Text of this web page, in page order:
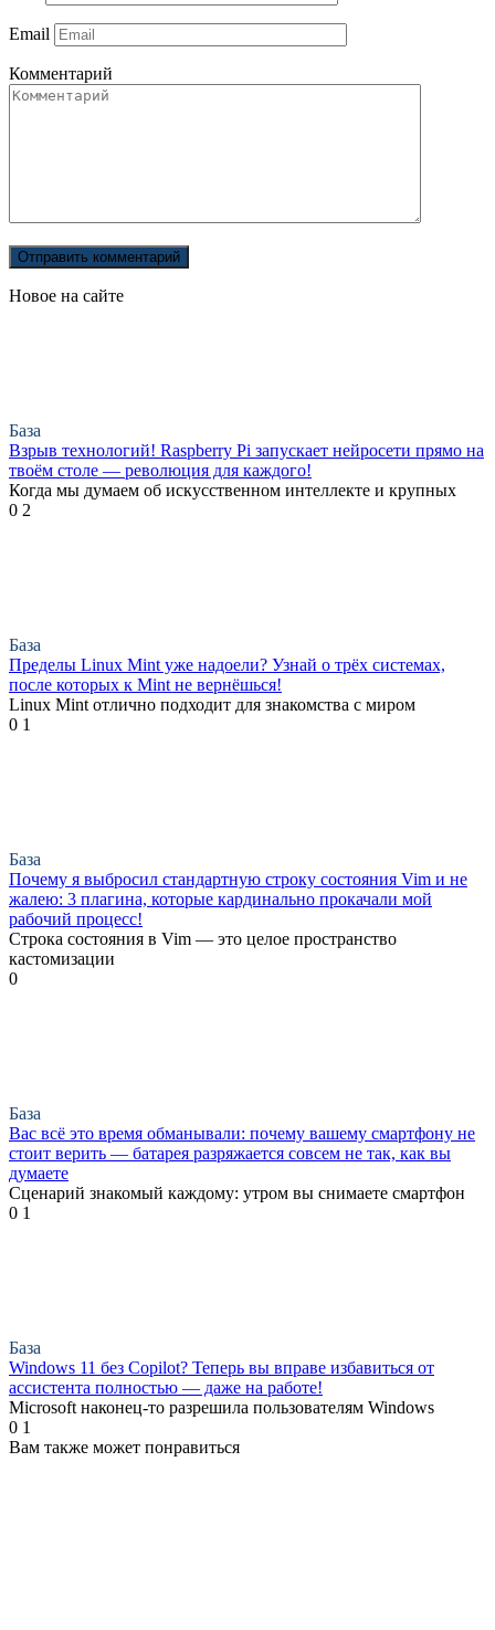
Email
Комментарий
Новое на сайте
База
Взрыв технологий! Raspberry Pi запускает нейросети прямо на
твоём столе — революция для каждого!
Когда мы думаем об искусственном интеллекте и крупных
0 2
База
Пределы Linux Mint уже надоели? Узнай о трёх системах,
после которых к Mint не вернёшься!
Linux Mint отлично подходит для знакомства с миром
0 1
База
Почему я выбросил стандартную строку состояния Vim и не
жалею: 3 плагина, которые кардинально прокачали мой
рабочий процесс!
Строка состояния в Vim — это целое пространство
кастомизации
0
База
Вас всё это время обманывали: почему вашему смартфону не
стоит верить — батарея разряжается совсем не так, как вы
думаете
Сценарий знакомый каждому: утром вы снимаете смартфон
0 1
База
Windows 11 без Copilot? Теперь вы вправе избавиться от
ассистента полностью — даже на работе!
Microsoft наконец-то разрешила пользователям Windows
0 1
Вам также может понравиться